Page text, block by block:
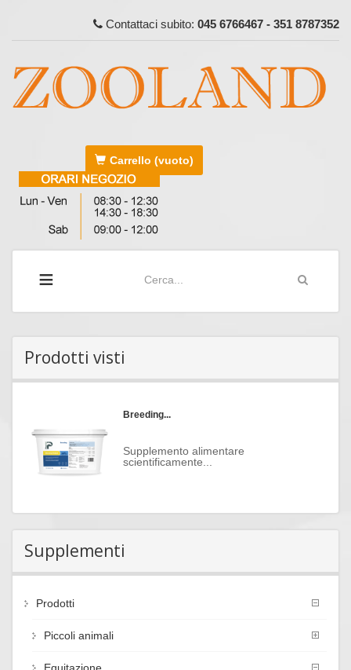
Contattaci subito: 045 6766467 - 351 8787352
Carrello (vuoto)
≡
Prodotti visti
Breeding...
Supplemento alimentare
scientificamente...
Supplementi
Prodotti
Piccoli animali